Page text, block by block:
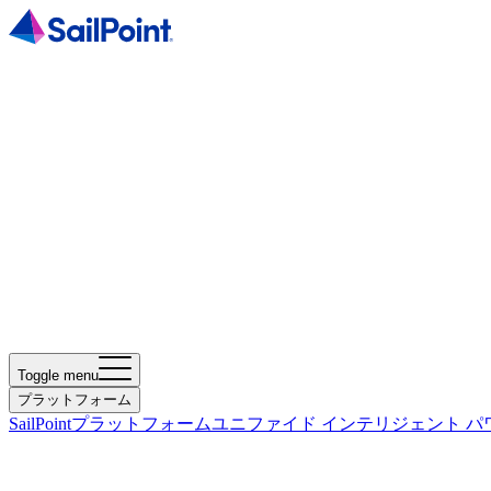
Toggle menu
プラットフォーム
SailPointプラットフォームユニファイド インテリジェント パ